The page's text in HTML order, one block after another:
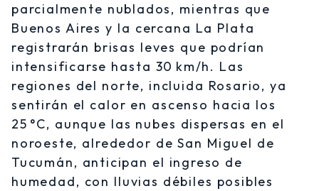
parcialmente nublados, mientras que
Buenos Aires y la cercana La Plata
registrarán brisas leves que podrían
intensificarse hasta 30 km/h. Las
regiones del norte, incluida Rosario, ya
sentirán el calor en ascenso hacia los
25 °C, aunque las nubes dispersas en el
noroeste, alrededor de San Miguel de
Tucumán, anticipan el ingreso de
humedad, con lluvias débiles posibles